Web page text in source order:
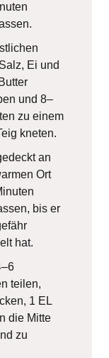
Ei und
und 8–
zu einem
kneten.
an
Ort
bis er
hat.
teilen,
1 EL
die Mitte
zu